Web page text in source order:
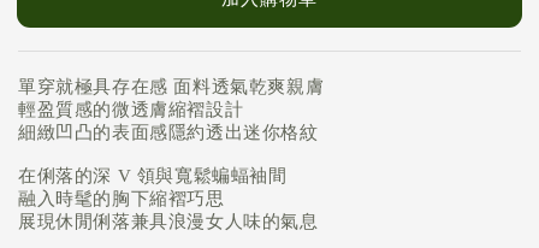
單穿就極具存在感 面料透氣乾爽親膚
輕盈質感的微透膚縮褶設計
細緻凹凸的表面感隱約透出迷你格紋
在俐落的深 V 領與寬鬆蝙蝠袖間
融入時髦的胸下縮褶巧思
展現休閒俐落兼具浪漫女人味的氣息